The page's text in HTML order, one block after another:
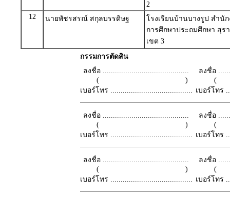
2
12
นายพัชรสรณ์ สกุลบรรดิษฐ
โรงเรียนบ้านบางรูป สำนั
การศึกษาประถมศึกษา สุร
เขต 3
กรรมการตัดสิน
ลงชื่อ ..........................................
( )
เบอร์โทร ........................................
ลงชื่อ
เบอร์โทร
ลงชื่อ ..........................................
( )
เบอร์โทร ........................................
ลงชื่อ
เบอร์โทร
ลงชื่อ ..........................................
( )
เบอร์โทร ........................................
ลงชื่อ
เบอร์โทร